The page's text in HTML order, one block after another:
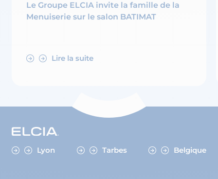
Le Groupe ELCIA invite la famille de la
Menuiserie sur le salon BATIMAT
Lire la suite
Lyon Tarbes Belgique